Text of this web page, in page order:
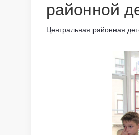
районной
Центральная районная